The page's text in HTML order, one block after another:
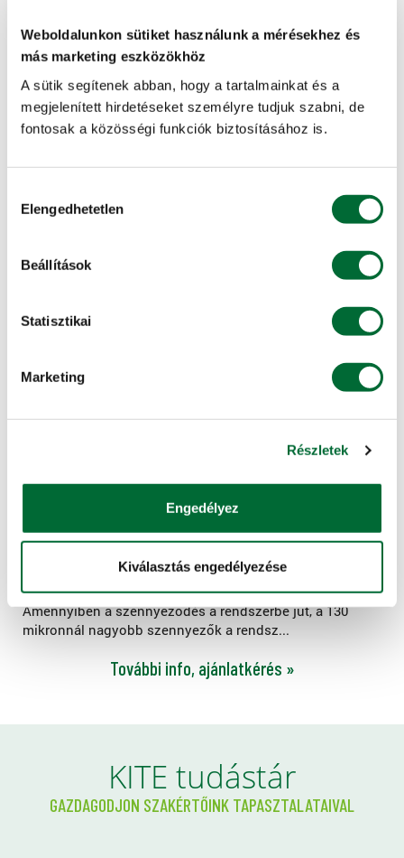
Weboldalunkon sütiket használunk a mérésekhez és
más marketing eszközökhöz
A sütik segítenek abban, hogy a tartalmainkat és a
megjelenített hirdetéseket személyre tudjuk szabni, de
fontosak a közösségi funkciók biztosításához is.
kiválasztása
Elengedhetetlen
Beállítások
Statisztikai
Marketing
Részletek
Engedélyez
Kiválasztás engedélyezése
John Deere homlokrakodók
A John Deere új "R" sorozatú homlokrakodóit kifejezetten
modellt felvonultató R széria lehet...
Szűrők
A mikroöntöző telep legfontosabb eleme, lelke a szűrő.
Amennyiben a szennyeződés a rendszerbe jut, a 130
mikronnál nagyobb szennyezők a rendsz...
További info, ajánlatkérés »
KITE tudástár
GAZDAGODJON SZAKÉRTŐINK TAPASZTALATAIVAL